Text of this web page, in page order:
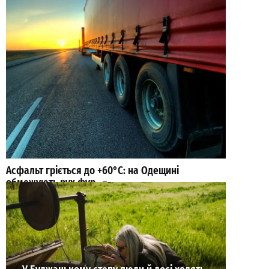
Асфальт гріється до +60°C: на Одещині
обмежують рух фур
0
04-08-2026 в 15:41
ВИБІР РЕДАКЦІЇ